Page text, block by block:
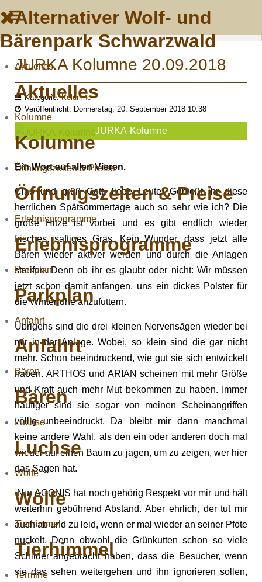
Alternativer Wolf- und
Bärenpark Schwarzwald
Aktuelles
Aktuelles
Kolumne
Kolumne
Öffnungszeiten & Preise
Öffnungszeiten & Preise
Erlebnisprogramme
Erlebnisprogramme
Parkplan
Parkplan
Anfahrt
Anfahrt
Bären
Bären
Luchse
Luchse
Wölfe
Wölfe
Tierhimmel
Tierhimmel
Termine
JURKA Kolumne 20.09.2018
Kategorie:Kolumne
Veröffentlicht: Donnerstag, 20. September 2018 10:38
JURKA-Kolumne
Ein Wort auf allen Vieren.
Ciao und grüß Gott, liebe Leute. Genießt ihr diese
herrlichen Spätsommertage auch so sehr wie ich? Die
große Hitze ist vorbei und es gibt endlich wieder
frisches, saftiges Gras. Kein Wunder, dass jetzt alle
Bären wieder aktiver werden und durch die Anlagen
streifen. Denn ob ihr es glaubt oder nicht: Wir müssen
jetzt schon damit anfangen, uns ein dickes Polster für
die Winterruhe anzufuttern.
Übrigens sind die drei kleinen Nervensägen wieder bei
mir in der Anlage. Wobei, so klein sind die gar nicht
mehr. Schon beeindruckend, wie gut sie sich entwickelt
haben. ARTHOS und ARIAN scheinen mit mehr Größe
und Kraft auch mehr Mut bekommen zu haben. Immer
häufiger sind sie sogar von meinen Scheinangriffen
völlig unbeeindruckt. Da bleibt mir dann manchmal
keine andere Wahl, als den ein oder anderen doch mal
wieder auf einen Baum zu jagen, um zu zeigen, wer hier
das Sagen hat.
Nur AGONIS hat noch gehörig Respekt vor mir und hält
weiterhin gebührend Abstand. Aber ehrlich, der tut mir
auch ab und zu leid, wenn er mal wieder an seiner Pfote
nuckelt. Denn obwohl die Grünkutten schon so viele
Schilder angebracht haben, dass die Besucher, wenn
sie das sehen weitergehen und ihn ignorieren sollen,